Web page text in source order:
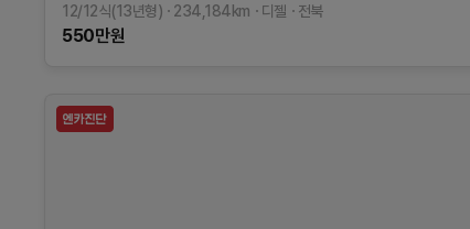
12/12식(13년형) 234,184km 디젤 전북
550만원